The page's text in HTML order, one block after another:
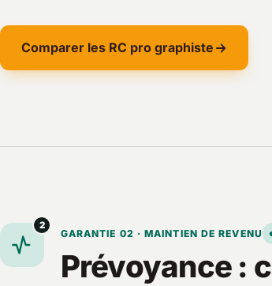
Comparer les RC pro graphiste
2
GARANTIE 02 · MAINTIEN DE REVENU
Prévoyance :